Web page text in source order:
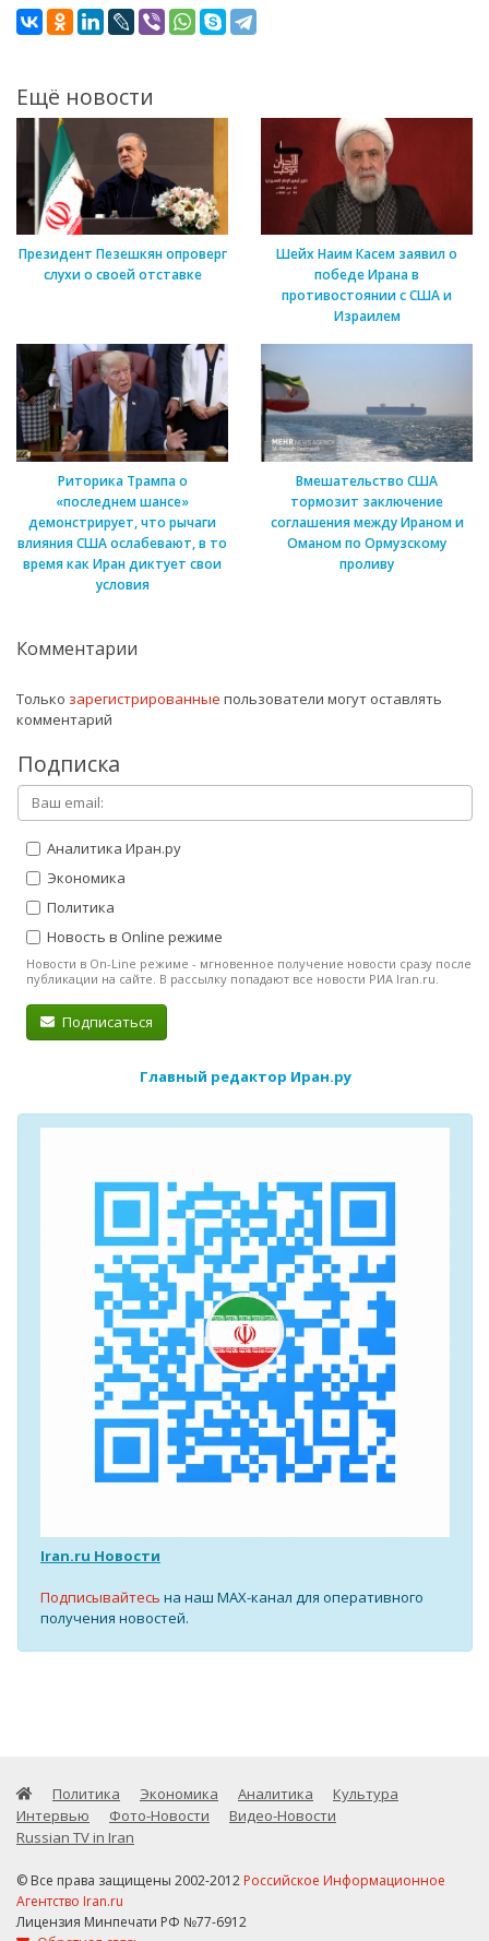
Ещё новости
Президент Пезешкян опроверг
слухи о своей отставке
Шейх Наим Касем заявил о
победе Ирана в
противостоянии с США и
Израилем
Риторика Трампа о
«последнем шансе»
демонстрирует, что рычаги
влияния США ослабевают, в то
время как Иран диктует свои
условия
Вмешательство США
тормозит заключение
соглашения между Ираном и
Оманом по Ормузскому
проливу
Комментарии
Только зарегистрированные пользователи могут оставлять
комментарий
Подписка
Аналитика Иран.ру
Экономика
Политика
Новость в Online режиме
Новости в On-Line режиме - мгновенное получение новости сразу после
публикации на сайте. В рассылку попадают все новости РИА Iran.ru.
Подписаться
Главный редактор Иран.ру
Iran.ru Новости
Подписывайтесь на наш MAX-канал для оперативного
получения новостей.
Политика Экономика Аналитика
Культура
Интервью
Фото-Новости
Видео-Новости
Russian TV in Iran
© Все права защищены 2002-2012 Российское Информационное
Агентство Iran.ru
Лицензия Минпечати РФ №77-6912